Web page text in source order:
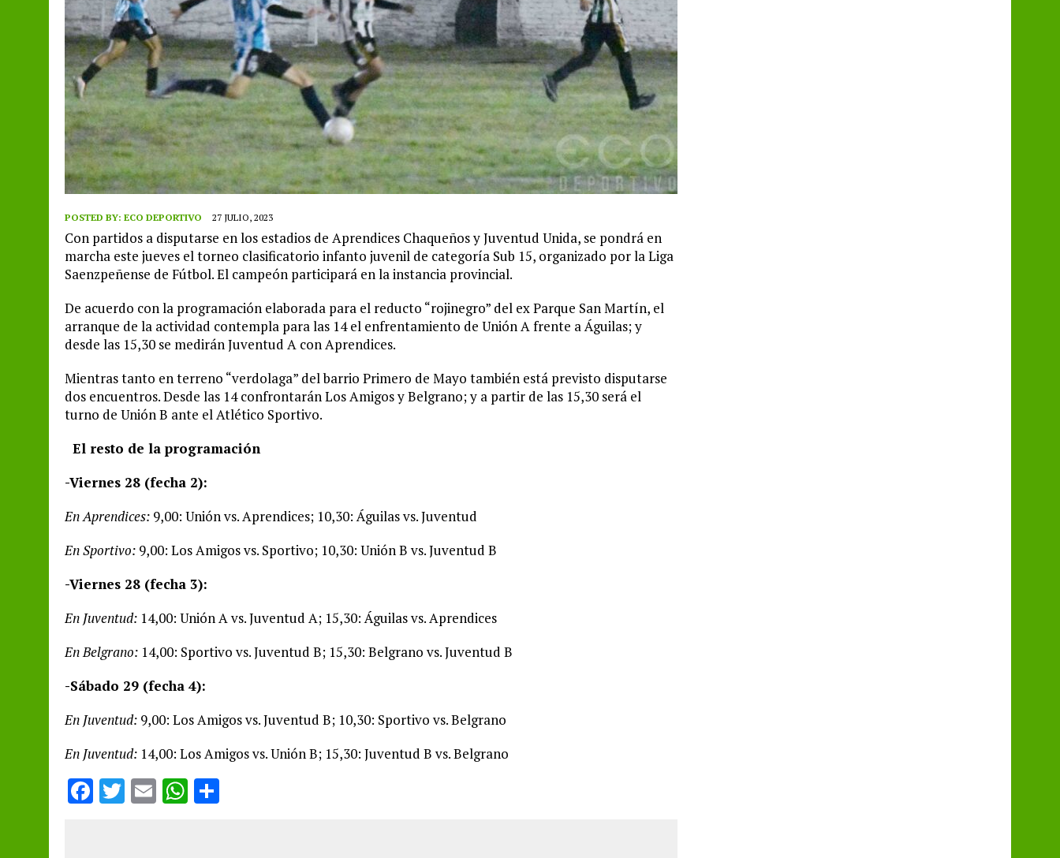
POSTED BY: ECO DEPORTIVO 27 JULIO, 2023
Con partidos a disputarse en los estadios de Aprendices Chaqueños y Juventud Unida, se pondrá en
marcha este jueves el torneo clasificatorio infanto juvenil de categoría Sub 15, organizado por la Liga
Saenzpeñense de Fútbol. El campeón participará en la instancia provincial.
De acuerdo con la programación elaborada para el reducto “rojinegro” del ex Parque San Martín, el
arranque de la actividad contempla para las 14 el enfrentamiento de Unión A frente a Águilas; y
desde las 15,30 se medirán Juventud A con Aprendices.
Mientras tanto en terreno “verdolaga” del barrio Primero de Mayo también está previsto disputarse
dos encuentros. Desde las 14 confrontarán Los Amigos y Belgrano; y a partir de las 15,30 será el
turno de Unión B ante el Atlético Sportivo.
El resto de la programación
-Viernes 28 (fecha 2):
En Aprendices: 9,00: Unión vs. Aprendices; 10,30: Águilas vs. Juventud
En Sportivo: 9,00: Los Amigos vs. Sportivo; 10,30: Unión B vs. Juventud B
-Viernes 28 (fecha 3):
En Juventud: 14,00: Unión A vs. Juventud A; 15,30: Águilas vs. Aprendices
En Belgrano: 14,00: Sportivo vs. Juventud B; 15,30: Belgrano vs. Juventud B
-Sábado 29 (fecha 4):
En Juventud: 9,00: Los Amigos vs. Juventud B; 10,30: Sportivo vs. Belgrano
En Juventud: 14,00: Los Amigos vs. Unión B; 15,30: Juventud B vs. Belgrano
F T E W